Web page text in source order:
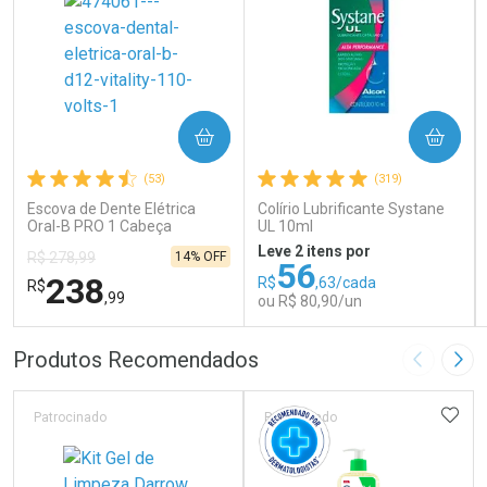
(53)
Escova de Dente Elétrica
Oral-B PRO 1 Cabeça
Redonda Recarregável 1
Unidade
R$ 278,99
R$238,99
14% OFF
COMPRAR
FECHAR
FECHAR
Por Menos
(319)
Colírio Lubrificante Systane
UL 10ml
Leve 2 itens por
R$56,63/cada
ou R$ 80,90/un
COMPRAR
Por Menos
Produtos Recomendados Imagem
Patrocinado Patrocinado